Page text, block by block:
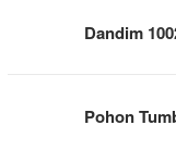
Dandim
Pohon